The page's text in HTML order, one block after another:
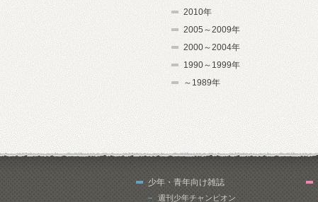
2010年
2005～2009年
2000～2004年
1990～1999年
～1989年
少年・青年向け雑誌
週刊少年チャンピオン